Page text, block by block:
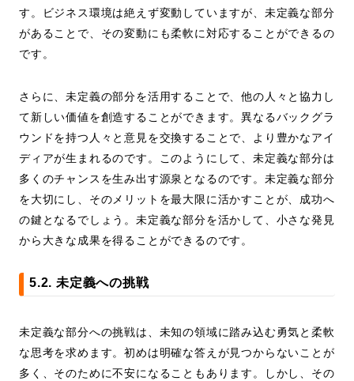
す。ビジネス環境は絶えず変動していますが、未定義な部分
があることで、その変動にも柔軟に対応することができるの
です。
さらに、未定義の部分を活用することで、他の人々と協力し
て新しい価値を創造することができます。異なるバックグラ
ウンドを持つ人々と意見を交換することで、より豊かなアイ
ディアが生まれるのです。このようにして、未定義な部分は
多くのチャンスを生み出す源泉となるのです。未定義な部分
を大切にし、そのメリットを最大限に活かすことが、成功へ
の鍵となるでしょう。未定義な部分を活かして、小さな発見
から大きな成果を得ることができるのです。
5.2. 未定義への挑戦
未定義な部分への挑戦は、未知の領域に踏み込む勇気と柔軟
な思考を求めます。初めは明確な答えが見つからないことが
多く、そのために不安になることもあります。しかし、その